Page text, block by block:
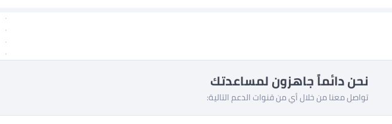
نحن دائماً جاهزون لمساعدتك
تواصل معنا من خلال أي من قنوات الدعم التالية: